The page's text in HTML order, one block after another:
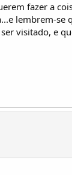
fazer a
lembrem-se
visitado, e